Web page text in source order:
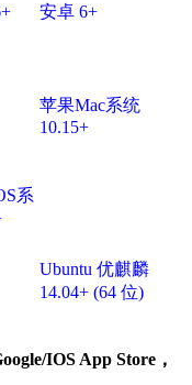
安卓 6+
苹果Mac系统
10.15+
系
Ubuntu 优麒麟
14.04+ (64 位)
IOS App Store，